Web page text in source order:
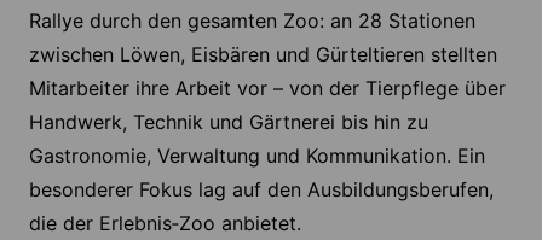
Rallye durch den gesamten Zoo: an 28 Stationen
zwischen Löwen, Eisbären und Gürteltieren stellten
Mitarbeiter ihre Arbeit vor – von der Tierpflege über
Handwerk, Technik und Gärtnerei bis hin zu
Gastronomie, Verwaltung und Kommunikation. Ein
besonderer Fokus lag auf den Ausbildungsberufen,
die der Erlebnis‑Zoo anbietet.